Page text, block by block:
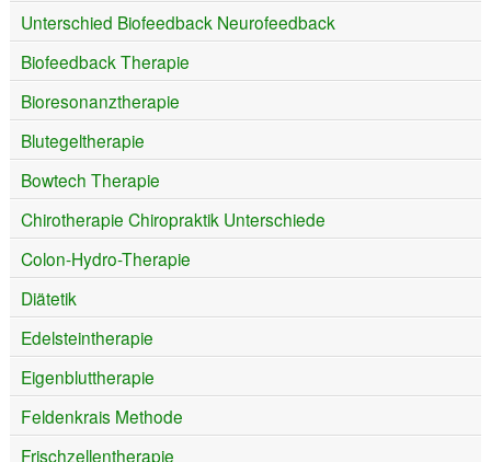
Unterschied Biofeedback Neurofeedback
Biofeedback Therapie
Bioresonanztherapie
Blutegeltherapie
Bowtech Therapie
Chirotherapie Chiropraktik Unterschiede
Colon-Hydro-Therapie
Diätetik
Edelsteintherapie
Eigenbluttherapie
Feldenkrais Methode
Frischzellentherapie